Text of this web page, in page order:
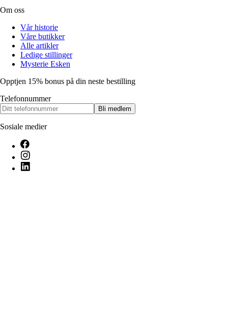
Om oss
Vår historie
Våre butikker
Alle artikler
Ledige stillinger
Mysterie Esken
Opptjen 15% bonus på din neste bestilling
Telefonnummer
Bli medlem
Sosiale medier